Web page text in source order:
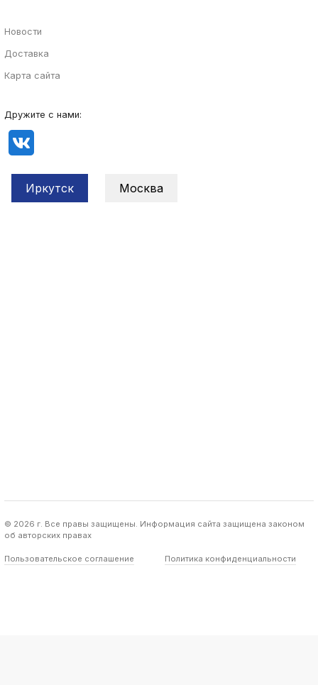
Новости
Доставка
Карта сайта
Дружите с нами:
Иркутск Москва
© 2026 г. Все правы защищены. Информация сайта защищена законом
об авторских правах
Пользовательское соглашение Политика конфиденциальности